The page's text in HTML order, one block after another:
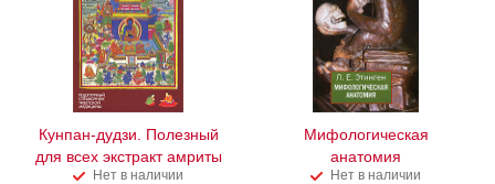
Кунпан-дудзи. Полезный
для всех экстракт амриты
Нет в наличии
Мифологическая
анатомия
Нет в наличии